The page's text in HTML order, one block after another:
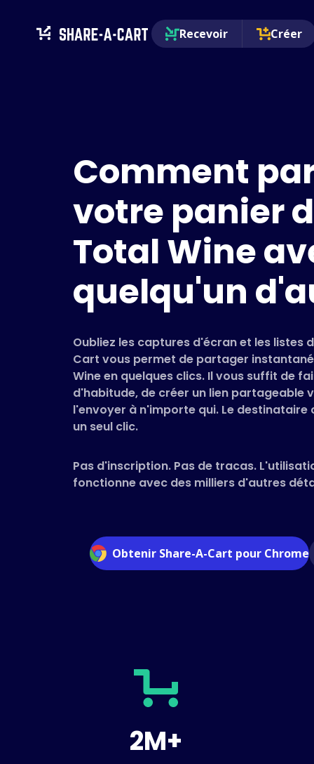
Recevoir Créer
Comment
votre panier
Total Wine
quelqu'un
Oubliez les captures d'écran et les listes
Cart vous permet de partager
Wine en quelques clics. Il vous suffit de
d'habitude, de créer un lien partageable
l'envoyer à n'importe qui. Le
un seul clic.
Pas d'inscription. Pas de tracas.
fonctionne avec des milliers d'autres
Obtenir Share-A-Cart pour Chrome
2M+